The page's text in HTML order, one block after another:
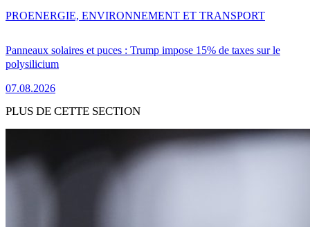
Panneaux solaires et puces : Trump impose 15% de taxes sur le
polysilicium
07.08.2026
PROENERGIE, ENVIRONNEMENT ET TRANSPORT
PLUS DE CETTE SECTION